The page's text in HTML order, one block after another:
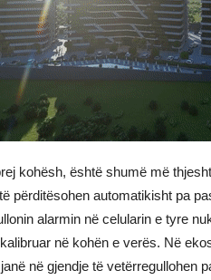
kohësh, është shumë më
përditësohen automatikisht pa
alarmin në celularin e tyre
në kohën e verës. Në
në gjendje të vetërregullohen